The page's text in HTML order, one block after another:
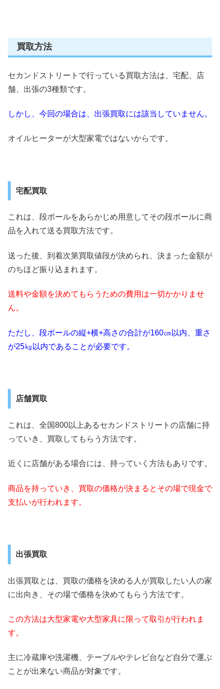
買取方法
セカンドストリートで行っている買取方法は、宅配、店
舗、出張の3種類です。
しかし、今回の場合は、出張買取には該当していません。
オイルヒーターが大型家電ではないからです。
宅配買取
これは、段ボールをあらかじめ用意してその段ボールに商
品を入れて送る買取方法です。
送った後、到着次第買取値段が決められ、決まった金額が
のちほど振り込まれます。
送料や金額を決めてもらうための費用は一切かかりませ
ん。
ただし、段ボールの縦+横+高さの合計が160㎝以内、重さ
が25㎏以内であることが必要です。
店舗買取
これは、全国800以上あるセカンドストリートの店舗に持
っていき、買取してもらう方法です。
近くに店舗がある場合には、持っていく方法もありです。
商品を持っていき、買取の価格が決まるとその場で現金で
支払いが行われます。
出張買取
出張買取とは、買取の価格を決める人が買取したい人の家
に出向き、その場で価格を決めてもらう方法です。
この方法は大型家電や大型家具に限って取引が行われま
す。
主に冷蔵庫や洗濯機、テーブルやテレビ台など自分で運ぶ
ことが出来ない商品が対象です。